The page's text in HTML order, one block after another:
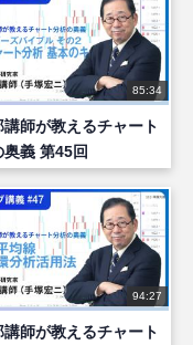
85:34
講師が教えるチャート
奥義 第45回
94:27
講師が教えるチャート